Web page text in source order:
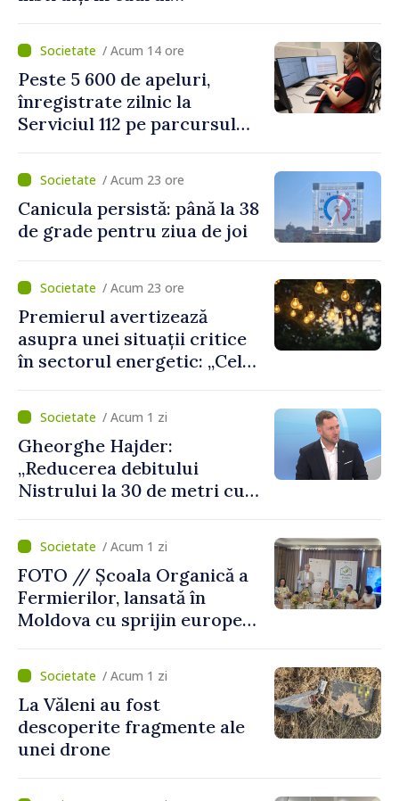
Mediu privind aplicarea a
două regulamente din
domeniu
/ Acum 14 ore
Peste 5 600 de apeluri,
înregistrate zilnic la
Serviciul 112 pe parcursul
cetățeni au solicitat
ambulanța/ Acum 23 ore
Canicula persistă: până la 38
de grade pentru ziua de joi
/ Acum 23 ore
Premierul avertizează
asupra unei situații critice
în sectorul energetic: „Cel
putea cumpăra nici curent
de avarie”/ Acum 1 zi
Gheorghe Hajder:
„Reducerea debitului
Nistrului la 30 de metri cubi
„catastrofă naturală”
/ Acum 1 zi
FOTO // Școala Organică a
Fermierilor, lansată în
Moldova cu sprijin european
agriculturii durabile
/ Acum 1 zi
La Văleni au fost
descoperite fragmente ale
unei drone